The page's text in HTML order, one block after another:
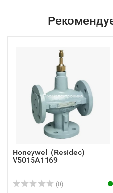
Honeywell (Resideo)
V5015A1169
(0)